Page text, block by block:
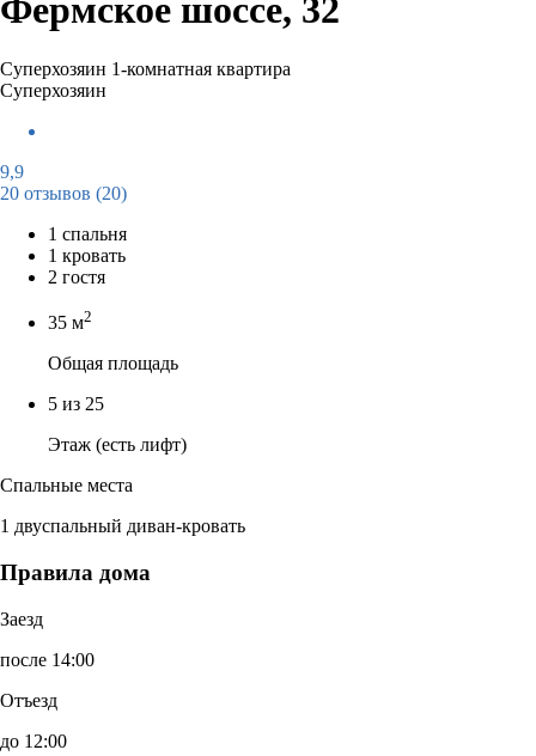
Фермское шоссе, 32
Суперхозяин 1-комнатная квартира
Суперхозяин
9,9
20 отзывов (20)
1 спальня
1 кровать
2 гостя
35 м2
Общая площадь
5 из 25
Этаж (есть лифт)
Спальные места
1 двуспальный диван-кровать
Правила дома
Заезд
после 14:00
Отъезд
до 12:00